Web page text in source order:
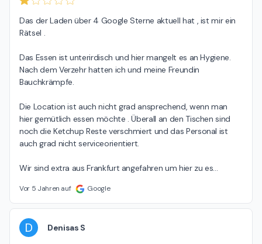
Das der Laden über 4 Google Sterne aktuell hat , ist mir ein
Rätsel .
Das Essen ist unterirdisch und hier mangelt es an Hygiene.
Nach dem Verzehr hatten ich und meine Freundin
Bauchkrämpfe.
Die Location ist auch nicht grad ansprechend, wenn man
hier gemütlich essen möchte . Überall an den Tischen sind
noch die Ketchup Reste verschmiert und das Personal ist
auch grad nicht serviceorientiert.
Wir sind extra aus Frankfurt angefahren um hier zu es…
Vor 5 Jahren auf Google
D Denisas S